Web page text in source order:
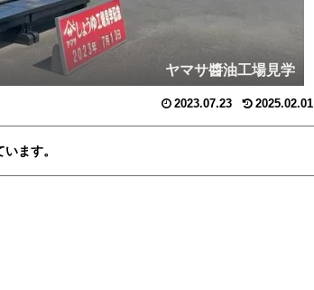
ヤマサ醬油工場見学
2023.07.23 2025.02.01
ます。